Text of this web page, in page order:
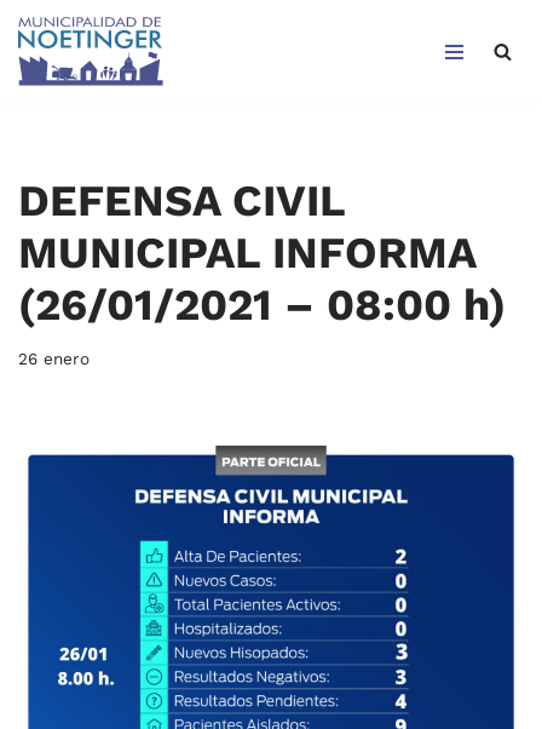
Saltar
DEFENSA CIVIL
MUNICIPAL INFORMA
(26/01/2021 – 08:00 h)
26 enero